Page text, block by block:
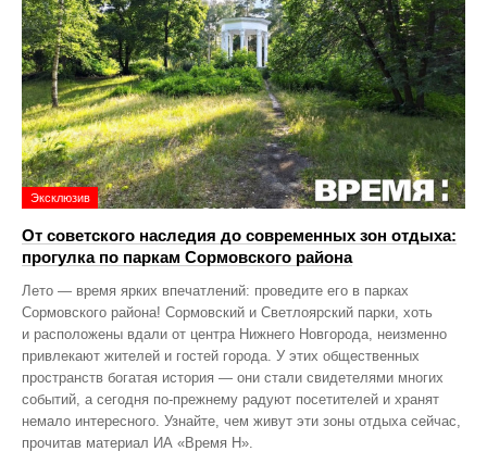
Эксклюзив
От советского наследия до современных зон отдыха:
прогулка по паркам Сормовского района
Лето — время ярких впечатлений: проведите его в парках
Сормовского района! Сормовский и Светлоярский парки, хоть
и расположены вдали от центра Нижнего Новгорода, неизменно
привлекают жителей и гостей города. У этих общественных
пространств богатая история — они стали свидетелями многих
событий, а сегодня по‑прежнему радуют посетителей и хранят
немало интересного. Узнайте, чем живут эти зоны отдыха сейчас,
прочитав материал ИА «Время Н».